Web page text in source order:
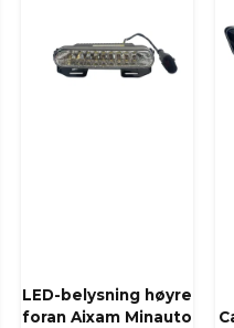
LED-belysning høyre
foran Aixam Minauto